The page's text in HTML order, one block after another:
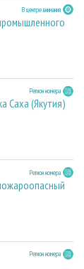
В центре внимания
Регион номера
Саха (Якутия)
Регион номера
Регион номера